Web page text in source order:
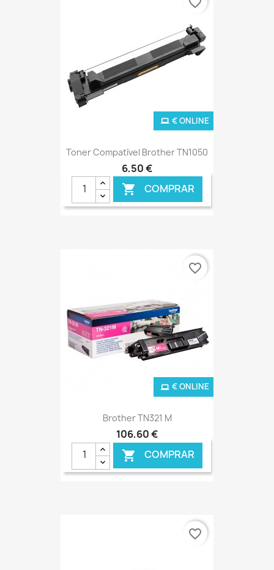
Toner Compatível Brother TN1050
6,50 €
 COMPRAR
€ ONLINE
Brother TN321 M
106,60 €
 COMPRAR
€ ONLINE
favorite_border
favorite_border